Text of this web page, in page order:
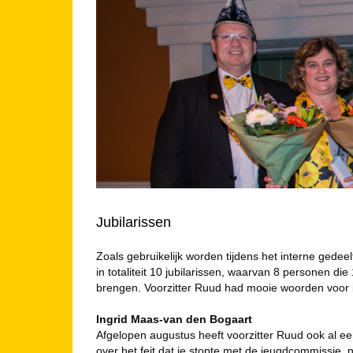
Jubilarissen
Zoals gebruikelijk worden tijdens het interne
in totaliteit 10 jubilarissen, waarvan 8 personen
brengen. Voorzitter Ruud had mooie woorden voor
Ingrid Maas-van den Bogaart
Afgelopen augustus heeft voorzitter Ruud ook al